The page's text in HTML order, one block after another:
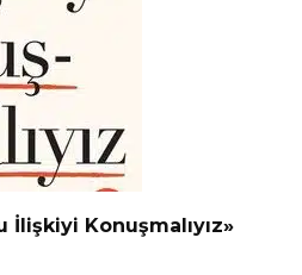
İlişkiyi Konuşmalıyız»